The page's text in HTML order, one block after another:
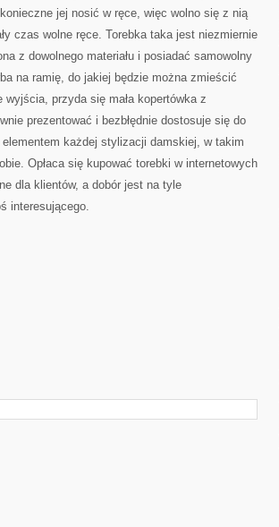
jej nosić w ręce, więc wolno się z nią
czas wolne ręce. Torebka taka jest niezmiernie
z dowolnego materiału i posiadać samowolny
na ramię, do jakiej będzie można zmieścić
przyda się mała kopertówka z
prezentować i bezbłędnie dostosuje się do
elementem każdej stylizacji damskiej, w takim
Opłaca się kupować torebki w internetowych
dla klientów, a dobór jest na tyle
interesującego.